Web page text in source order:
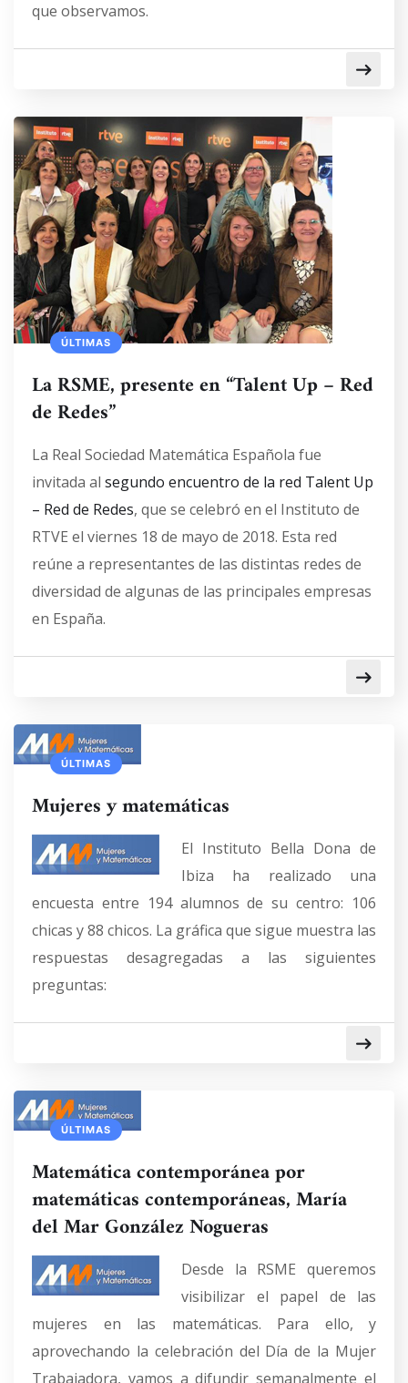
que observamos.
ÚLTIMAS
La RSME, presente en “Talent Up – Red
de Redes”
La Real Sociedad Matemática Española fue
invitada al segundo encuentro de la red Talent Up
– Red de Redes, que se celebró en el Instituto de
RTVE el viernes 18 de mayo de 2018. Esta red
reúne a representantes de las distintas redes de
diversidad de algunas de las principales empresas
en España.
ÚLTIMAS
Mujeres y matemáticas
El Instituto Bella Dona de
Ibiza ha realizado una
encuesta entre 194 alumnos de su centro: 106
chicas y 88 chicos. La gráfica que sigue muestra las
respuestas desagregadas a las siguientes
preguntas:
ÚLTIMAS
Matemática contemporánea por
matemáticas contemporáneas, María
del Mar González Nogueras
Desde la RSME queremos
visibilizar el papel de las
mujeres en las matemáticas. Para ello, y
aprovechando la celebración del Día de la Mujer
Trabajadora, vamos a difundir semanalmente el